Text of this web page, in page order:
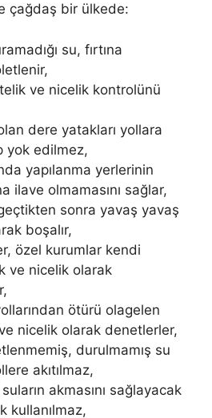
çağdaş bir ülkede:
su, fırtına
ve nicelik kontrolünü
dere yatakları yollara
yok edilmez,
yapılanma yerlerinin
ilave olmamasını sağlar,
sonra yavaş yavaş
boşalır,
özel kurumlar kendi
ve nicelik olarak
ötürü olagelen
nicelik olarak denetlerler,
durulmamış su
akıtılmaz,
akmasını sağlayacak
kullanılmaz,